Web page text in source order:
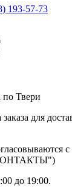
193-57-73
по Твери
для
до 19:00.